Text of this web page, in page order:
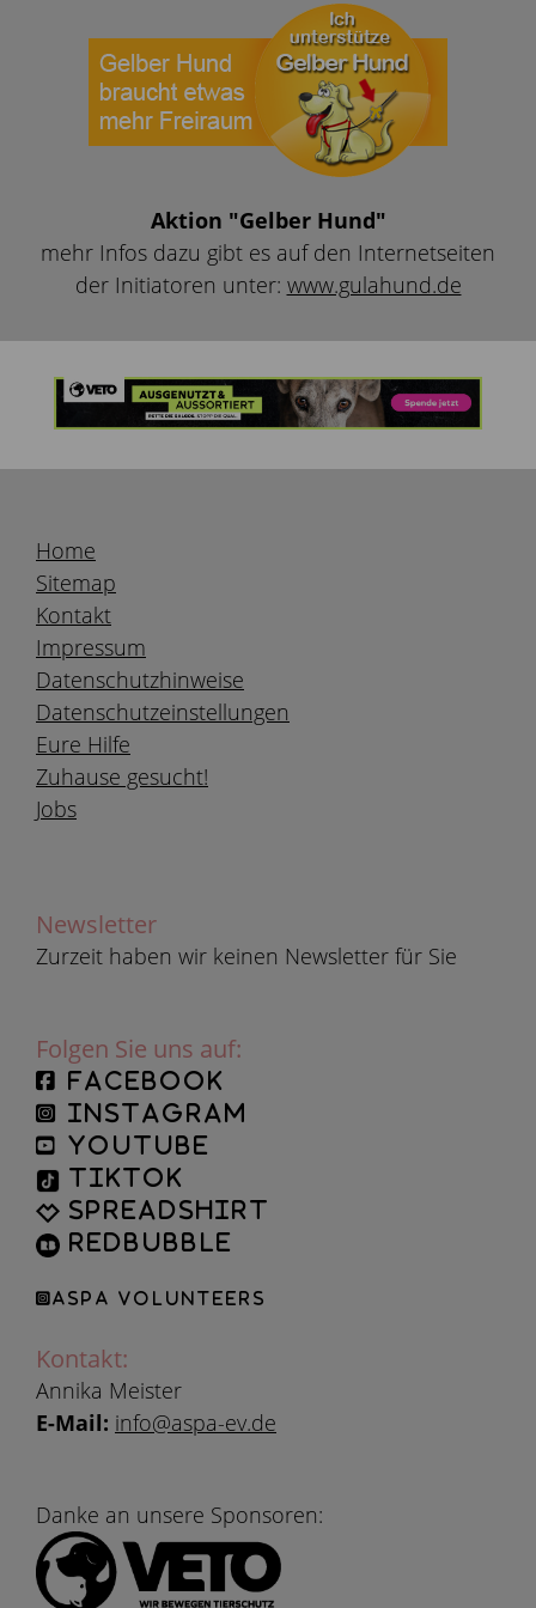
Aktion "Gelber Hund"
mehr Infos dazu gibt es auf den Internetseiten
der Initiatoren unter: www.gulahund.de
Home
Sitemap
Kontakt
Impressum
Datenschutzhinweise
Datenschutzeinstellungen
Eure Hilfe
Zuhause gesucht!
Jobs
Newsletter
Zurzeit haben wir keinen Newsletter für Sie
Folgen Sie uns auf:
facebook
instagram
YouTube
TikTok
Spreadshirt
Redbubble
ASPA Volunteers
Kontakt:
Annika Meister
E-Mail: info@aspa-ev.de
Danke an unsere Sponsoren: